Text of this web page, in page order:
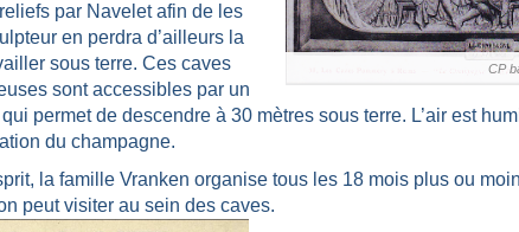
CP
par Navelet afin de les
en perdra d’ailleurs la
sous terre. Ces caves
sont accessibles par un
permet de descendre à 30 mètres sous terre. L’air est
du champagne.
la famille Vranken organise tous les 18 mois plus ou
peut visiter au sein des caves.